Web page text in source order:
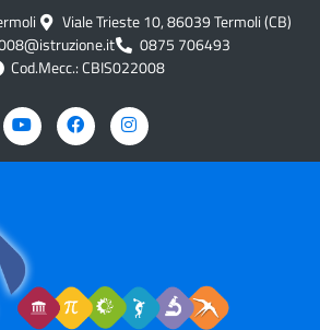
Viale Trieste 10, 86039 Termoli (CB)
0875 706493
Cod.Mecc.: CBIS022008